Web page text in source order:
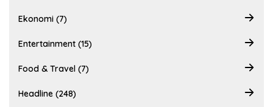
Ekonomi (7)
Entertainment (15)
Food & Travel (7)
Headline (248)